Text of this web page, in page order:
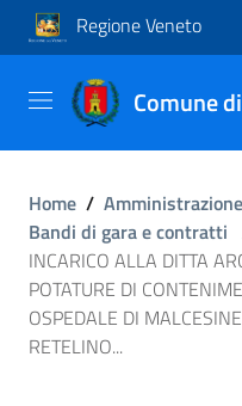
Regione Veneto
Comune
Home /
Bandi di gara e contratti
INCARICO ALLA DITTA
POTATURE DI
OSPEDALE DI
RETELINO...